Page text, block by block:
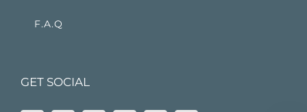
F.A.Q
GET SOCIAL